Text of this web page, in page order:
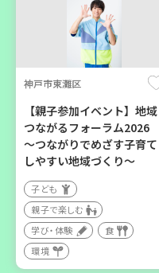
川西市
暮らしに花と緑を① ～ガー
デニングで暮らしに癒しを
～ ＜デモ講座＞
大人向け
学び・体験
2026 年
8月21日(金)
神戸市東灘区
【親子参加イベント】地域
つながるフォーラム2026
～つながりでめざす子育て
しやすい地域づくり～
子ども
親子で楽しむ
学び・体験
食
環境